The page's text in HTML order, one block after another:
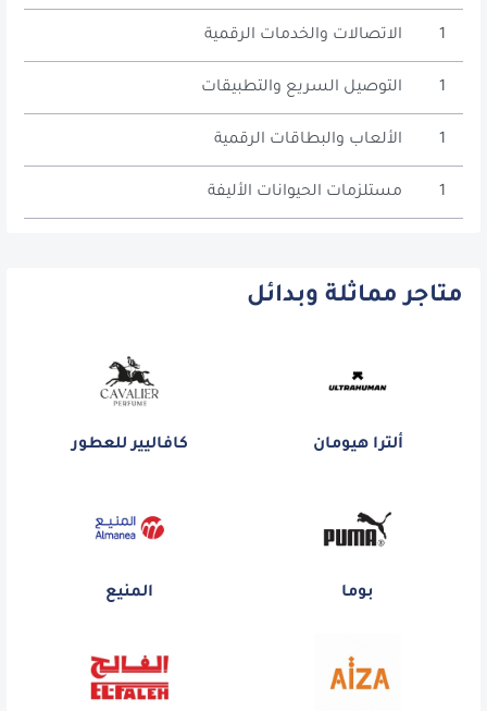
الاتصالات والخدمات الرقمية
التوصيل السريع والتطبيقات
الألعاب والبطاقات الرقمية
مستلزمات الحيوانات الأليفة
متاجر مماثلة وبدائل
ألترا هيومان كافاليير للعطور
بوما المنيع